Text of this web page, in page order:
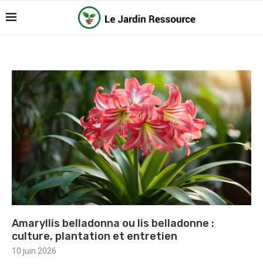
Amaryllis belladonna ou lis belladonne :
culture, plantation et entretien
10 juin 2026